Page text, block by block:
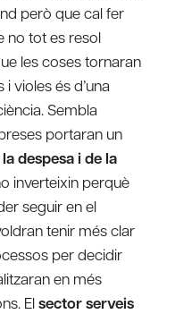
però que cal fer
no tot es resol
les coses tornaran
violes és d’una
Sembla
portaran un
despesa i de la
inverteixin perquè
seguir en el
tenir més clar
per decidir
en més
Elsector serveis